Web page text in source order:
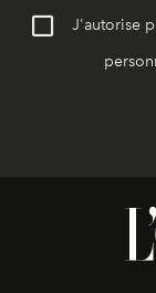
J'autorise